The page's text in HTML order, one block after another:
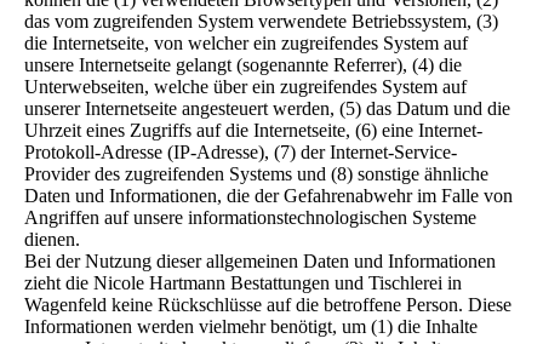
das vom zugreifenden System verwendete Betriebssystem, (3)
die Internetseite, von welcher ein zugreifendes System auf
unsere Internetseite gelangt (sogenannte Referrer), (4) die
Unterwebseiten, welche über ein zugreifendes System auf
unserer Internetseite angesteuert werden, (5) das Datum und die
Uhrzeit eines Zugriffs auf die Internetseite, (6) eine Internet-
Protokoll-Adresse (IP-Adresse), (7) der Internet-Service-
Provider des zugreifenden Systems und (8) sonstige ähnliche
Daten und Informationen, die der Gefahrenabwehr im Falle von
Angriffen auf unsere informationstechnologischen Systeme
dienen.
Bei der Nutzung dieser allgemeinen Daten und Informationen
zieht die Nicole Hartmann Bestattungen und Tischlerei in
Wagenfeld keine Rückschlüsse auf die betroffene Person. Diese
Informationen werden vielmehr benötigt, um (1) die Inhalte